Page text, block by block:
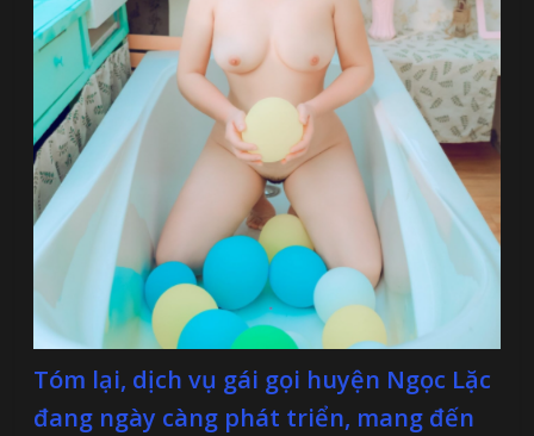
Tóm lại, dịch vụ gái gọi huyện Ngọc Lặc
đang ngày càng phát triển, mang đến